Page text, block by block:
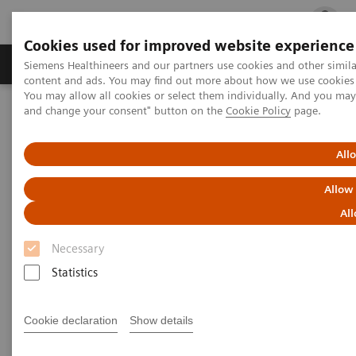
Cookies used for improved website experience
Siemens Healthineers and our partners use cookies and other
content and ads. You may find out more about how we use
You may allow all cookies or select them individually. And you
and change your consent" button on the Cookie Policy page.
Allow
Necessary
Statistics
Cookie declaration Show details
Ürün ve Hizmetler Öne Çıkanlar Sağlık
Siemens Healthineers Türkiye
Laboratuvar Diagnostiği
Vitamin D
D Vitamini
kalsiyumun düzenlenmesinde rol oynayan, yağda